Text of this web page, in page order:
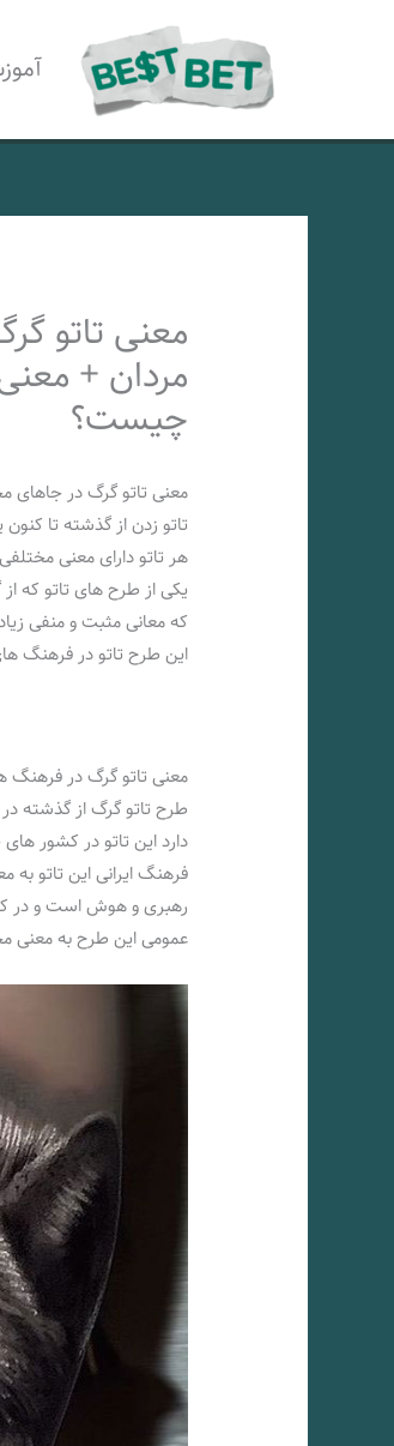
معنی تاتو
مردان +
چیست؟
معنی تاتو گرگ در جاهای
تاتو زدن از گذشته تا
هر تاتو دارای معنی
یکی از طرح های تاتو که
که معانی مثبت و منفی
این طرح تاتو در فرهنگ
معنی تاتو گرگ در
طرح تاتو گرگ از گذشته
دارد این تاتو در کشور
فرهنگ ایرانی این تاتو
رهبری و هوش است و در
عمومی این طرح به معنی